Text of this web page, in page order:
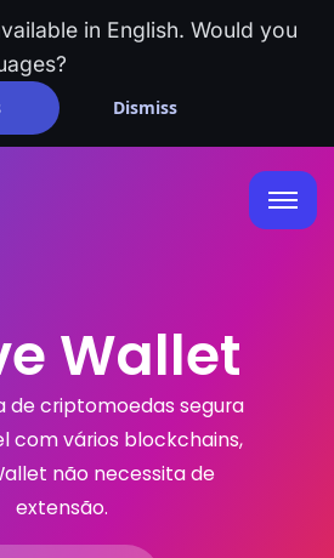
in English. Would you
Dismiss
Wallet
de criptomoedas segura
com vários blockchains,
não necessita de
extensão.